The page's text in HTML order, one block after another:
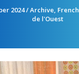
2024/Archive, French
de l'Ouest